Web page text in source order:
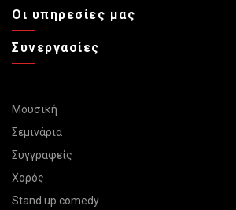
Οι υπηρεσίες μας
Συνεργασίες
Μουσική
Σεμινάρια
Συγγραφείς
Χορός
Stand up comedy